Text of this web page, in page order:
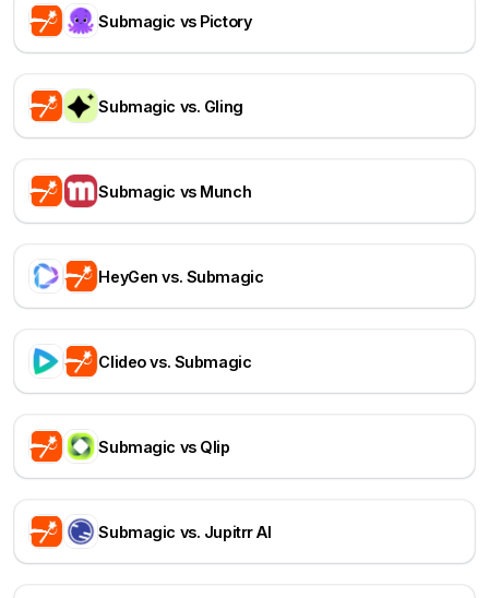
Submagic vs Pictory
Submagic vs. Gling
Submagic vs Munch
HeyGen vs. Submagic
Clideo vs. Submagic
Submagic vs Qlip
Submagic vs. Jupitrr AI